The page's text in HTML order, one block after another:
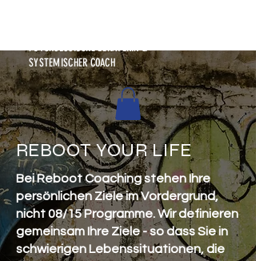
PSYCHOLOGISCHE BERATERIN &
SYSTEMISCHER COACH
REBOOT YOUR LIFE
Bei Reboot Coaching stehen Ihre
persönlichen Ziele im Vordergrund,
nicht 08/15 Programme. Wir definieren
gemeinsam Ihre Ziele - so dass Sie in
schwierigen Lebenssituationen, die